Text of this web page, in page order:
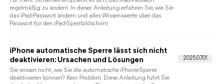
Abmelden derzeit nicht möglich“ erscheint auf iPhone oder
iPad meist aufgrund aktivierter Bildschirmzeit- oder
Gerätebeschränkungen. In diesem Artikel erklären wir
iPad Sicherheits­aussperren mit 3 einfachen